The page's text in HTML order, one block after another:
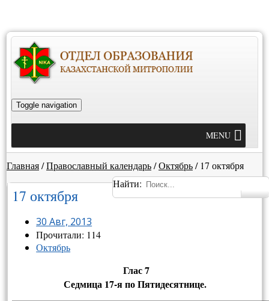
Toggle navigation
MENU
Главная/Православный календарь/Октябрь/ 17 октября
Найти:
17 октября
30 Авг, 2013
Прочитали: 114
Октябрь
Глас 7
Сед­ми­ца17-я по Пятидесятнице.